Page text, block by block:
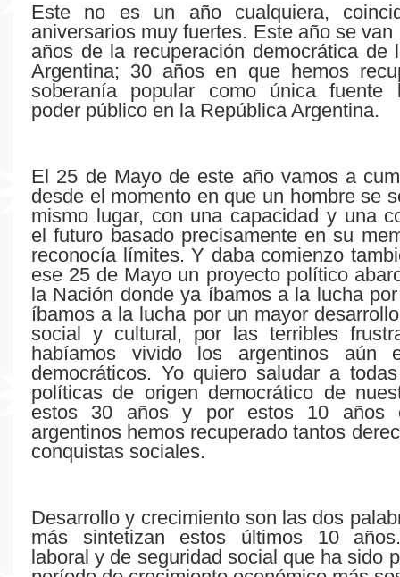
Este no es un año cualquiera,
aniversarios muy fuertes. Este año se van
años de la recuperación democrática de
Argentina; 30 años en que hemos
soberanía popular como única fuente
poder público en la República Argentina.
El 25 de Mayo de este año vamos a
desde el momento en que un hombre se
mismo lugar, con una capacidad y una
el futuro basado precisamente en su
reconocía límites. Y daba comienzo
ese 25 de Mayo un proyecto político
la Nación donde ya íbamos a la lucha
íbamos a la lucha por un mayor
social y cultural, por las terribles
habíamos vivido los argentinos aún
democráticos. Yo quiero saludar a
políticas de origen democrático de
estos 30 años y por estos 10 años
argentinos hemos recuperado tantos
conquistas sociales.
Desarrollo y crecimiento son las dos
más sintetizan estos últimos 10
laboral y de seguridad social que ha sido